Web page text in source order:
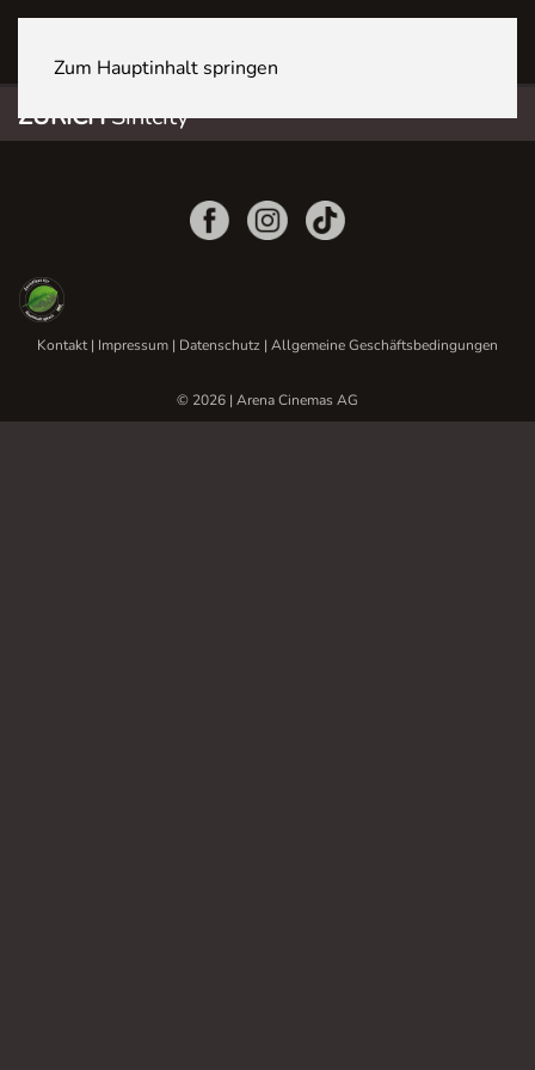
Zum Hauptinhalt springen
ZÜRICHSihlcity
Kontakt| Impressum | Datenschutz | Allgemeine Geschäftsbedingungen
© 2026 | Arena Cinemas AG